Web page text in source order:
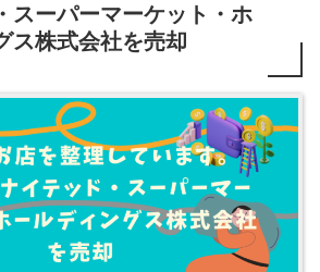
スーパーマーケット・ホ
ス株式会社を売却